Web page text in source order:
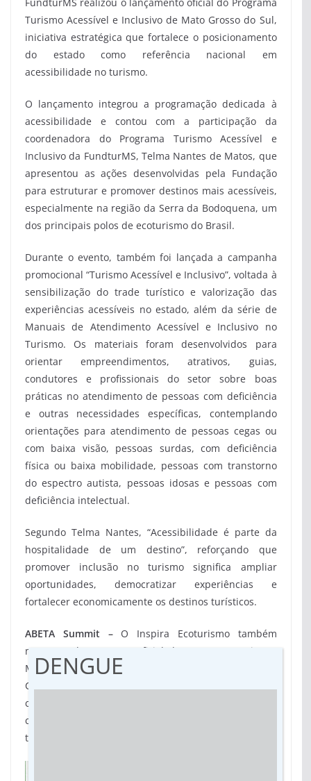
Turismo Acessível e Inclusivo de Mato Grosso do Sul,
iniciativa estratégica que fortalece o posicionamento
do estado como referência nacional em
acessibilidade no turismo.
O lançamento integrou a programação dedicada à
acessibilidade e contou com a participação da
coordenadora do Programa Turismo Acessível e
Inclusivo da FundturMS, Telma Nantes de Matos, que
apresentou as ações desenvolvidas pela Fundação
para estruturar e promover destinos mais acessíveis,
especialmente na região da Serra da Bodoquena, um
dos principais polos de ecoturismo do Brasil.
Durante o evento, também foi lançada a campanha
promocional “Turismo Acessível e Inclusivo”, voltada à
sensibilização do trade turístico e valorização das
experiências acessíveis no estado, além da série de
Manuais de Atendimento Acessível e Inclusivo no
Turismo. Os materiais foram desenvolvidos para
orientar empreendimentos, atrativos, guias,
condutores e profissionais do setor sobre boas
práticas no atendimento de pessoas com deficiência
e outras necessidades específicas, contemplando
orientações para atendimento de pessoas cegas ou
com baixa visão, pessoas surdas, com deficiência
física ou baixa mobilidade, pessoas com transtorno
do espectro autista, pessoas idosas e pessoas com
deficiência intelectual.
Segundo Telma Nantes, “Acessibilidade é parte da
hospitalidade de um destino”, reforçando que
promover inclusão no turismo significa ampliar
oportunidades, democratizar experiências e
fortalecer economicamente os destinos turísticos.
ABETA Summit – O Inspira Ecoturismo também
marcou o lançamento oficial do ABETA Summit em
Mato Grosso do Sul. O evento será realizado em
Campo Grande, de 25 a 28 de novembro de 2026,
com apoio da FundturMS, consolidando o estado no
calendário nacional dos grandes encontros do
turismo de natureza e aventura.
DENGUE